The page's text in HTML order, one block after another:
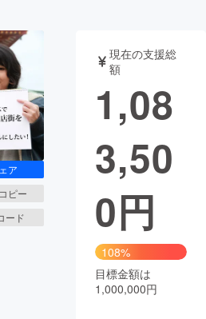
音楽
ジェット ゲーム・サ
域活性化
CAMPFIRE Creation
コミュニティ
ア
ピー
ード
現在の支援総
額
1,08
3,50
0円
108%
目標金額は
1,000,000円